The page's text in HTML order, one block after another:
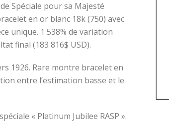
Spéciale pour sa Majesté
en or blanc 18k (750) avec
unique. 1 538% de variation
final (183 816$ USD).
1926. Rare montre bracelet en
entre l’estimation basse et le
« Platinum Jubilee RASP ».